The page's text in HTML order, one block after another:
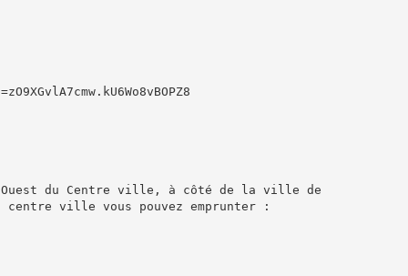
du Centre ville, à côté de la ville de
ville vous pouvez emprunter :